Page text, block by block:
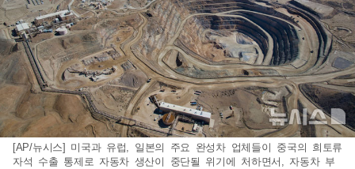
[AP/뉴시스] 미국과 유럽, 일본의 주요 완성차 업체들이 중국의 희토류
자석 수출 통제로 자동차 생산이 중단될 위기에 처하면서, 자동차 부